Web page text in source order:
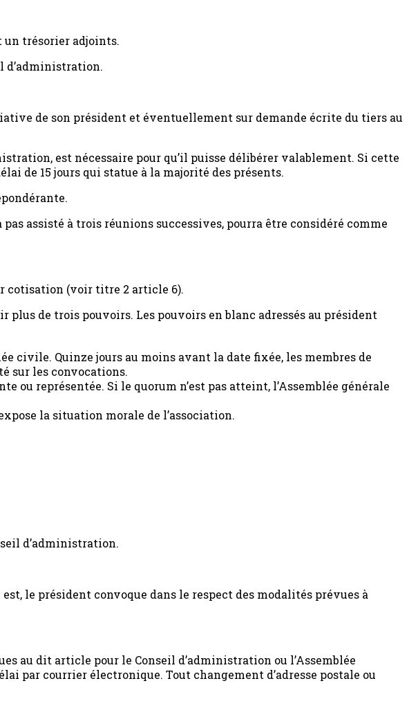
un trésorier adjoints.
d’administration.
de son président et éventuellement sur demande écrite du tiers au
est nécessaire pour qu’il puisse délibérer valablement. Si cette
de 15 jours qui statue à la majorité des présents.
assisté à trois réunions successives, pourra être considéré comme
cotisation (voir titre 2 article 6).
plus de trois pouvoirs. Les pouvoirs en blanc adressés au président
civile. Quinze jours au moins avant la date fixée, les membres de
sur les convocations.
ou représentée. Si le quorum n’est pas atteint, l’Assemblée générale
la situation morale de l’association.
d’administration.
le président convoque dans le respect des modalités prévues à
au dit article pour le Conseil d’administration ou l’Assemblée
par courrier électronique. Tout changement d’adresse postale ou